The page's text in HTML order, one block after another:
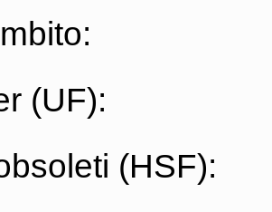
(UF):
(HSF):